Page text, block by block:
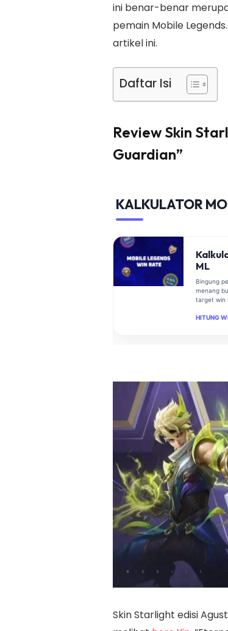
ini benar-benar
pemain Mobile
artikel ini.
Daftar Isi
Review Skin
Guardian”
KALKULATOR
ML
Bingung
menang
target win
HITUNG
Skin Starlight edisi